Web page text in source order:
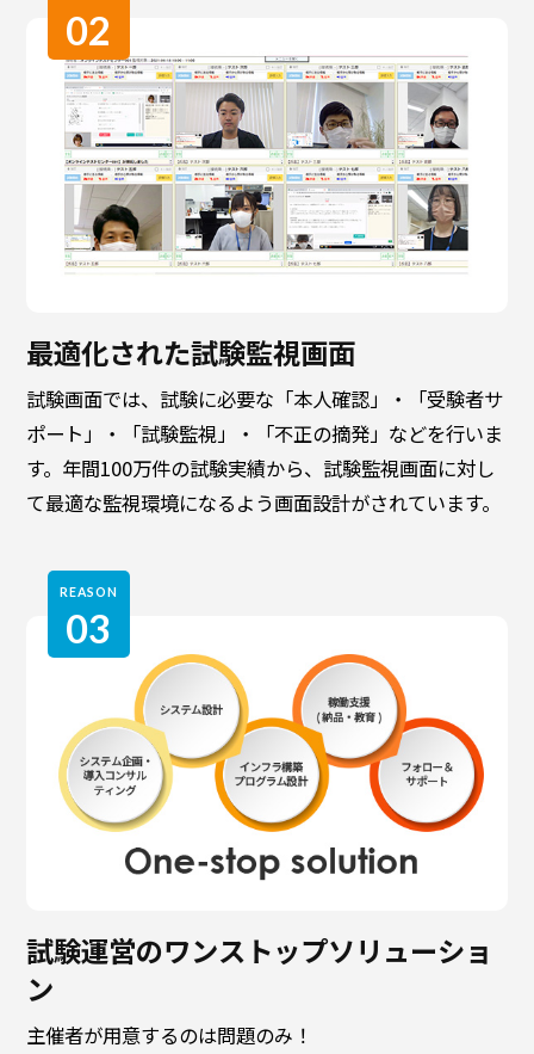
02
最適化された試験監視画面
試験画面では、試験に必要な「本人確認」・「受験者サ
ポート」・「試験監視」・「不正の摘発」などを行いま
す。年間100万件の試験実績から、試験監視画面に対し
て最適な監視環境になるよう画面設計がされています。
REASON
03
試験運営のワンストップソリューショ
ン
主催者が用意するのは問題のみ！